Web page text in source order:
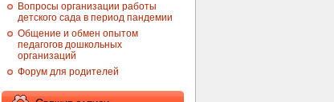
Вопросы организации работы
детского сада в период пандемии
Общение и обмен опытом
педагогов дошкольных
организаций
Форум для родителей